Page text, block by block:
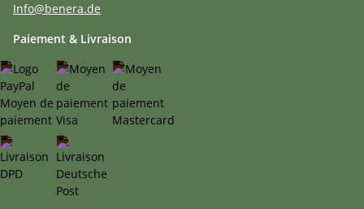
Info@benera.de
Paiement & Livraison